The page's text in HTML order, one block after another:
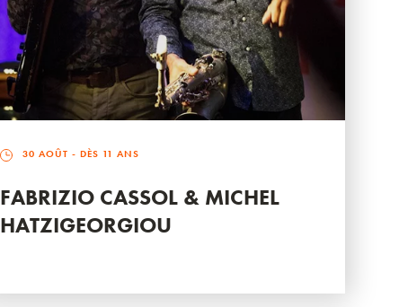
30 AOÛT - DÈS 11 ANS
FABRIZIO CASSOL & MICHEL
HATZIGEORGIOU